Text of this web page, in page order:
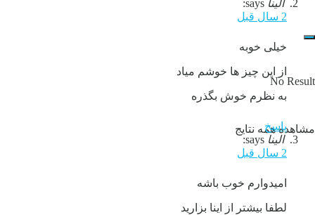
No Result
مشاهده همه نتایج
الینا says:
2 سال قبل
خیلی خوبه
از این چیز ها خوشم میاد
به نظرم خوش بگذره
پاسخ
الینا says:
2 سال قبل
امیدوارم خوب باشه
لطفا بیشتر از اینا بزارید